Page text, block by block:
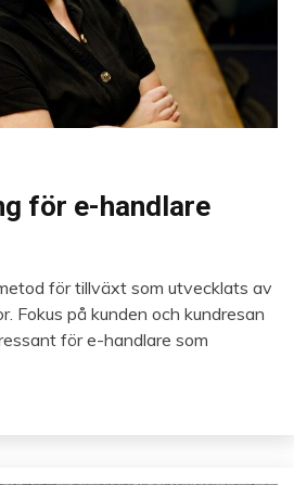
för e-handlare
för tillväxt som utvecklats av
Fokus på kunden och kundresan
för e-handlare som